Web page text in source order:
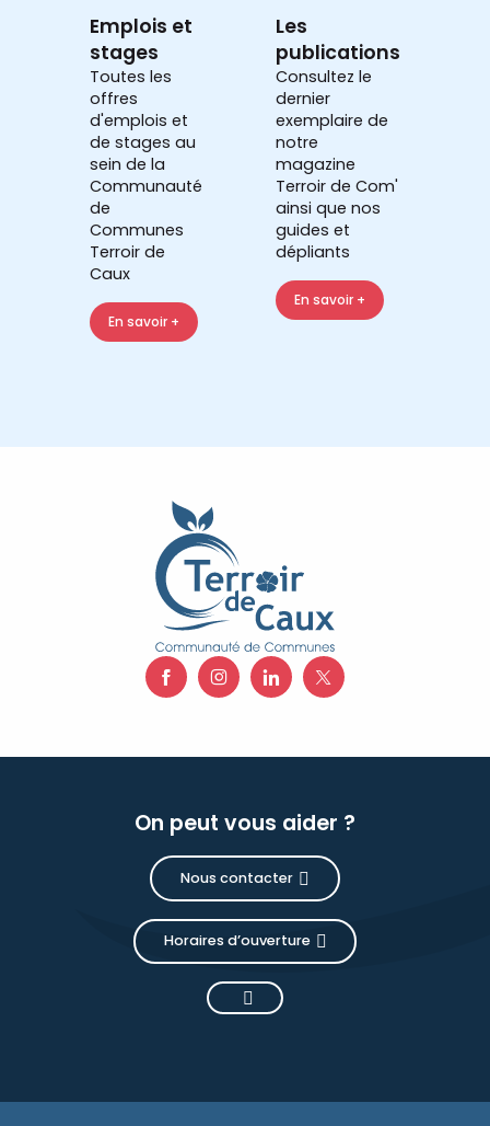
Emplois et
stages
Toutes les
offres
d'emplois et
de stages au
sein de la
Communauté
de
Communes
Terroir de
Caux
En savoir +
Les
publications
Consultez le
dernier
exemplaire de
notre
magazine
Terroir de Com'
ainsi que nos
guides et
dépliants
En savoir +
On peut vous aider ?
Nous contacter
Horaires d’ouverture